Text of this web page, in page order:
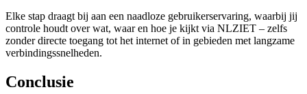
Elke stap draagt bij aan een naadloze gebruikerservaring, waarbij jij
controle houdt over wat, waar en hoe je kijkt via NLZIET – zelfs
zonder directe toegang tot het internet of in gebieden met langzame
verbindingssnelheden.
Conclusie